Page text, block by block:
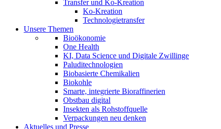
Transfer und Ko-Kreation
Ko-Kreation
Technologietransfer
Unsere Themen
Bioökonomie
One Health
KI, Data Science und Digitale Zwillinge
Paluditechnologien
Biobasierte Chemikalien
Biokohle
Smarte, integrierte Bioraffinerien
Obstbau digital
Insekten als Rohstoffquelle
Verpackungen neu denken
Aktuelles und Presse